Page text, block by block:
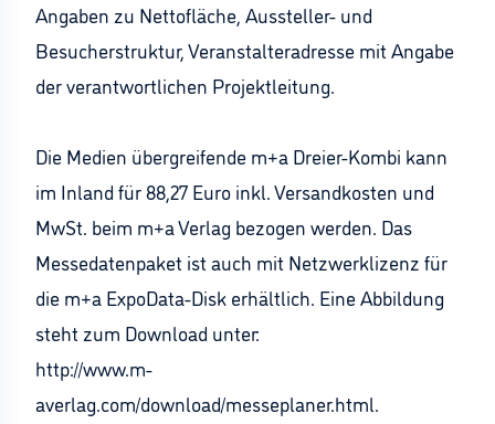
Angaben zu Nettofläche, Aussteller- und
Besucherstruktur, Veranstalteradresse mit Angabe
der verantwortlichen Projektleitung.
Die Medien übergreifende m+a Dreier-Kombi kann
im Inland für 88,27 Euro inkl. Versandkosten und
MwSt. beim m+a Verlag bezogen werden. Das
Messedatenpaket ist auch mit Netzwerklizenz für
die m+a ExpoData-Disk erhältlich. Eine Abbildung
steht zum Download unter:
http://www.m-
averlag.com/download/messeplaner.html.